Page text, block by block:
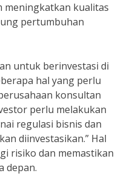
meningkatkan kualitas
pertumbuhan
untuk berinvestasi di
hal yang perlu
konsultan
perlu melakukan
regulasi bisnis dan
diinvestasikan.” Hal
risiko dan memastikan
depan.